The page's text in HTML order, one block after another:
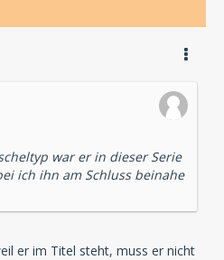
war er in dieser Serie
ich ihn am Schluss beinahe
er im Titel steht, muss er nicht